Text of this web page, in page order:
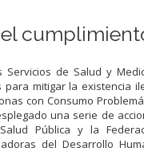
de Salud y
para mitigar la existencia
con Consumo
una serie de
Pública y la
del Desarrollo